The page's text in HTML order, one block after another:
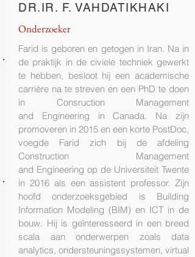
DR.IR. F. VAHDATIKHAKI
Onderzoeker
Farid is geboren en getogen in Iran. Na in
de praktijk in de civiele techniek gewerkt
te hebben, besloot hij een academische
carrière na te streven en een PhD te doen
in Consruction Management
and Engineering in Canada. Na zijn
promoveren in 2015 en een korte PostDoc,
voegde Farid zich bij de afdeling
Construction Management
and Engineering op de Universiteit Twente
in 2016 als een assistent professor. Zijn
hoofd onderzoeksgebied is Building
Information Modeling (BIM) en ICT in de
bouw. Hij is geïnteresseerd in een breed
scala aan onderwerpen zoals data
analytics, ondersteuningssystemen, virtual